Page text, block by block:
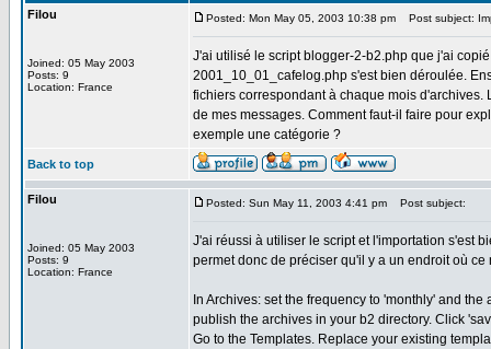
Filou
Joined: 05 May 2003
Posts: 9
Location: France
Posted: Mon May 05, 2003 10:38 pm Post subject:
J'ai utilisé le script blogger-2-b2.php que j'ai
2001_10_01_cafelog.php s'est bien déroulée.
fichiers correspondant à chaque mois
de mes messages. Comment faut-il faire pour
exemple une catégorie ?
Back to top
Filou
Joined: 05 May 2003
Posts: 9
Location: France
Posted: Sun May 11, 2003 4:41 pm Post subject:
J'ai réussi à utiliser le script et l'importation s'est
permet donc de préciser qu'il y a un endroit où ce
In Archives: set the frequency to 'monthly' and
publish the archives in your b2 directory. Click
Go to the Templates. Replace your existing